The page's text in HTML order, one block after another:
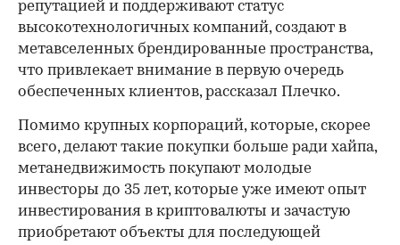
репутацией и поддерживают статус
высокотехнологичных компаний, создают в
метавселенных брендированные пространства,
что привлекает внимание в первую очередь
обеспеченных клиентов, рассказал Плечко.
Помимо крупных корпораций, которые, скорее
всего, делают такие покупки больше ради хайпа,
метанедвижимость покупают молодые
инвесторы до 35 лет, которые уже имеют опыт
инвестирования в криптовалюты и зачастую
приобретают объекты для последующей